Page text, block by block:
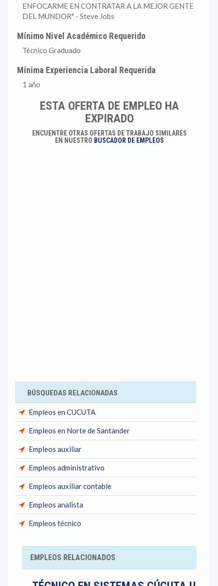
ENFOCARME EN CONTRATAR A LA MEJOR GENTE
DEL MUNDOR" - Steve Jobs
Mínimo Nivel Académico Requerido
Técnico Graduado
Mínima Experiencia Laboral Requerida
1 año
ESTA OFERTA DE EMPLEO HA
EXPIRADO
ENCUENTRE OTRAS OFERTAS DE TRABAJO SIMILARES
EN NUESTRO BUSCADOR DE EMPLEOS
BÚSQUEDAS RELACIONADAS
Empleos en CUCUTA
Empleos en Norte de Santander
Empleos auxiliar
Empleos administrativo
Empleos auxiliar contable
Empleos analista
Empleos técnico
EMPLEOS RELACIONADOS